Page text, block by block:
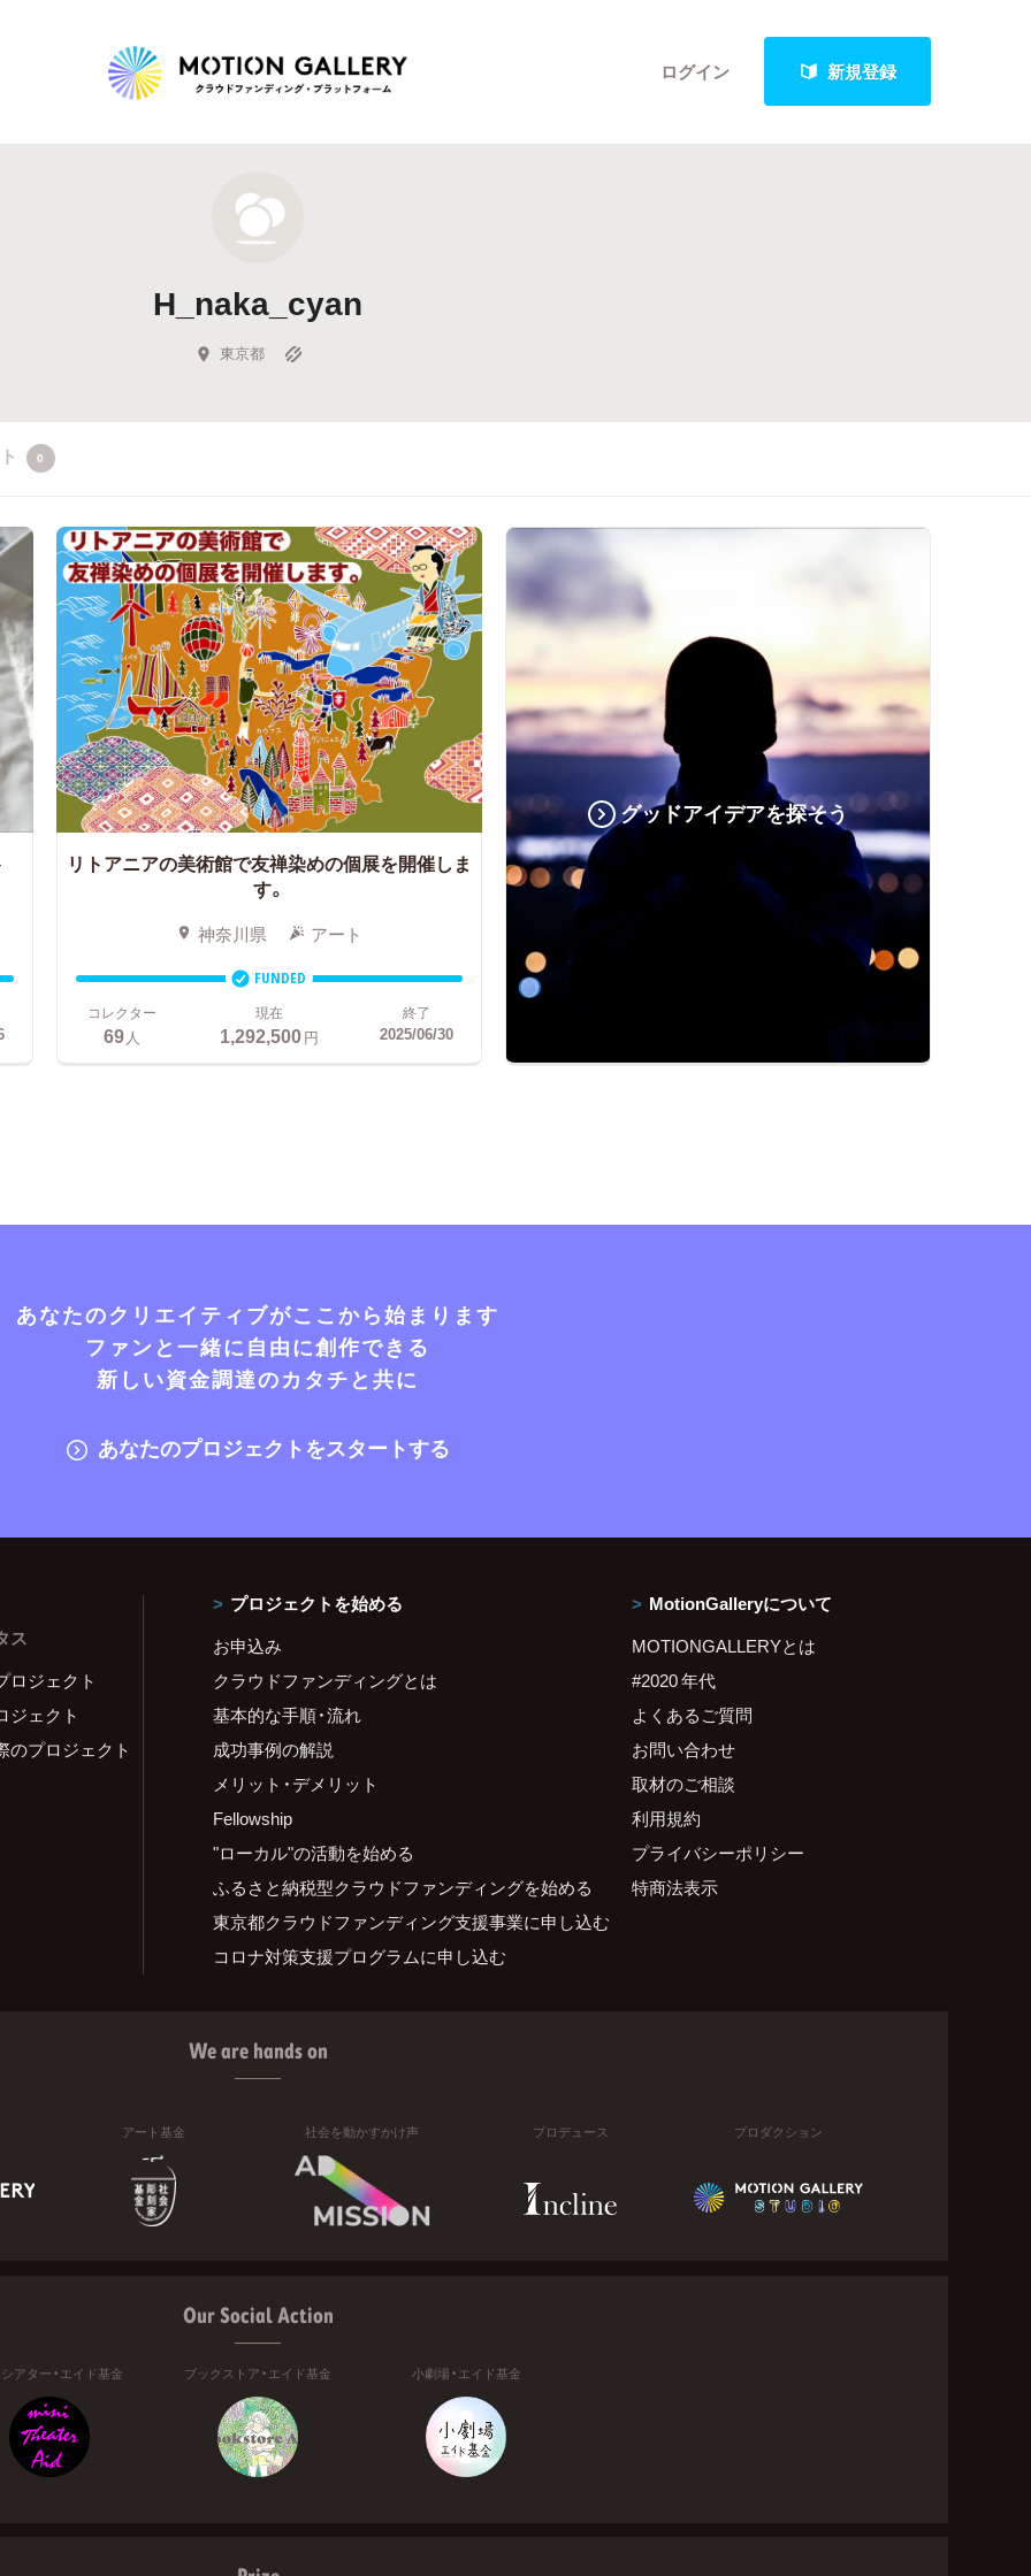
ログイン 新規登録
新着プロジェクト
Feature
キュレーターから探す
H_naka_cyan
東京都
0
リトアニアの美術館で友禅染めの個展を開催しま
す。
神奈川県 アート
FUNDED
コレクター
69人
現在
1,292,500円
終了
2025/06/30
グッドアイデアを探そう
あなたのクリエイティブがここから始まります
ファンと一緒に自由に創作できる
新しい資金調達のカタチと共に
あなたのプロジェクトをスタートする
ス
ロジェクト
ジェクト
のプロジェクト
プロジェクトを始める
お申込み
クラウドファンディングとは
基本的な手順・流れ
成功事例の解説
メリット・デメリット
Fellowship
"ローカル"の活動を始める
ふるさと納税型クラウドファンディングを始める
東京都クラウドファンディング支援事業に申し込む
コロナ対策支援プログラムに申し込む
MotionGalleryについて
MOTIONGALLERYとは
#2020 年代
よくあるご質問
お問い合わせ
取材のご相談
利用規約
プライバシーポリシー
特商法表示
We are hands on
アート基金 社会を動かすかけ声 プロデュース プロダクション
Our Social Action
アター・エイド基金 ブックストア・エイド基金 小劇場・エイド基金